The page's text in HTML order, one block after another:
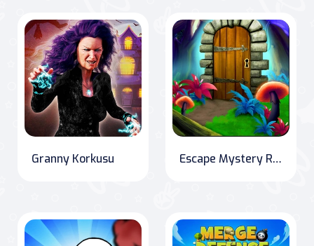
Granny Korkusu Escape Mystery Room